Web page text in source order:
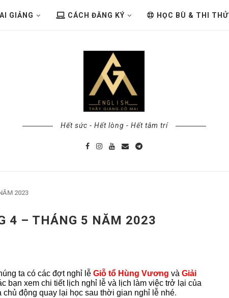
GIẢNG CÁCH ĐĂNG KÝ HỌC BÙ & THI THỬ
Hết sức - Hết lòng - Hết tâm trí
2023
4 – THÁNG 5 NĂM 2023
ta có các đợt nghỉ lễ Giỗ tổ Hùng Vương và Giải
bạn xem chi tiết lịch nghỉ lễ và lịch làm việc trở lại của
động quay lại học sau thời gian nghỉ lễ nhé.